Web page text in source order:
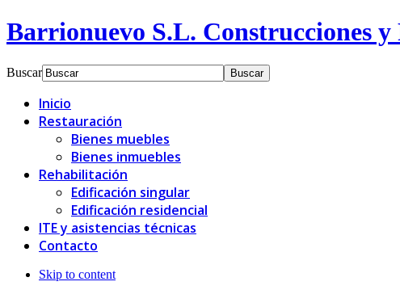
Barrionuevo S.L. Construcciones y
Buscar
Inicio
Restauración
Bienes muebles
Bienes inmuebles
Rehabilitación
Edificación singular
Edificación residencial
ITE y asistencias técnicas
Contacto
Skip to content